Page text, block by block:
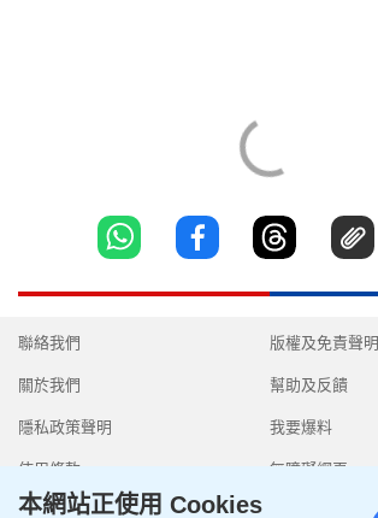
聯絡我們
關於我們
隱私政策聲明
使用條款
版權及免責聲明
幫助及反饋
我要爆料
無障礙網頁
本網站正使用 Cookies